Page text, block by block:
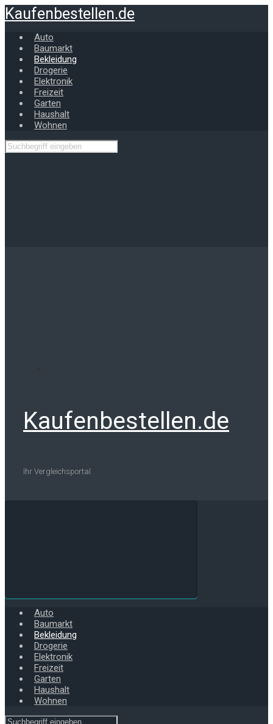
Zum
Hauptinhalt
springen
Kaufenbestellen.de
Auto
Baumarkt
Bekleidung
Drogerie
Elektronik
Freizeit
Garten
Haushalt
Wohnen
Kaufenbestellen.de
Ihr Vergleichsportal
Auto
Baumarkt
Bekleidung
Drogerie
Elektronik
Freizeit
Garten
Haushalt
Wohnen